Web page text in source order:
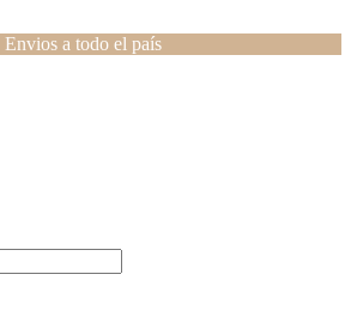
Envios a todo el país